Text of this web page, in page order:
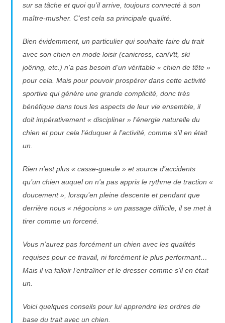
sur sa tâche et quoi qu’il arrive, toujours connecté à son
maître-musher. C’est cela sa principale qualité.
Bien évidemment, un particulier qui souhaite faire du trait
avec son chien en mode loisir (canicross, caniVtt, ski
joëring, etc.) n’a pas besoin d’un véritable « chien de tête »
pour cela. Mais pour pouvoir prospérer dans cette activité
sportive qui génère une grande complicité, donc très
bénéfique dans tous les aspects de leur vie ensemble, il
doit impérativement « discipliner » l’énergie naturelle du
chien et pour cela l’éduquer à l’activité, comme s’il en était
un.
Rien n’est plus « casse-gueule » et source d’accidents
qu’un chien auquel on n’a pas appris le rythme de traction «
doucement », lorsqu’en pleine descente et pendant que
derrière nous « négocions » un passage difficile, il se met à
tirer comme un forcené.
Vous n’aurez pas forcément un chien avec les qualités
requises pour ce travail, ni forcément le plus performant…
Mais il va falloir l’entraîner et le dresser comme s’il en était
un.
Voici quelques conseils pour lui apprendre les ordres de
base du trait avec un chien.